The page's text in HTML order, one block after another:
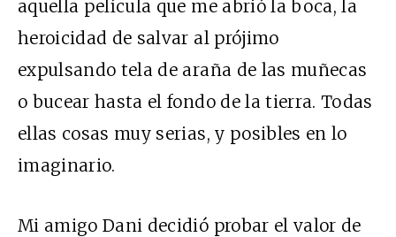
aquella película que me abrió la boca, la
heroicidad de salvar al prójimo
expulsando tela de araña de las muñecas
o bucear hasta el fondo de la tierra. Todas
ellas cosas muy serias, y posibles en lo
imaginario.
Mi amigo Dani decidió probar el valor de